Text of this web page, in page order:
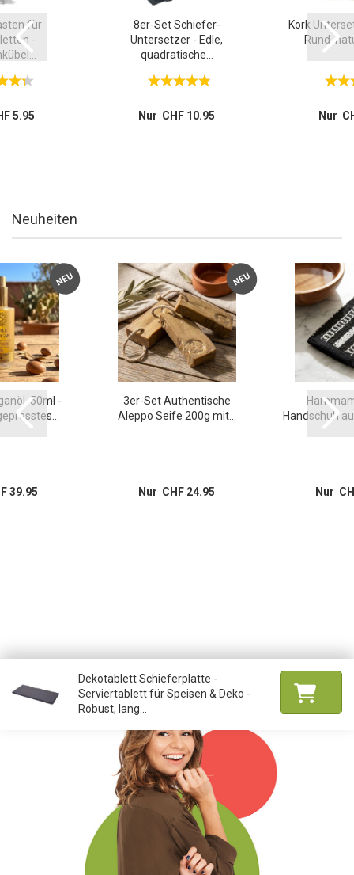
für
-
5.95
8er-Set Schiefer-
Untersetzer - Edle,
quadratische...
Nur CHF 10.95
Kork
Rund,
Nur
Neuheiten
NEU
50ml -
39.95
NEU
3er-Set Authentische
Aleppo Seife 200g mit...
Nur CHF 24.95
Handschuh
Nur
Dekotablett Schieferplatte -
Serviertablett für Speisen & Deko -
Robust, lang...